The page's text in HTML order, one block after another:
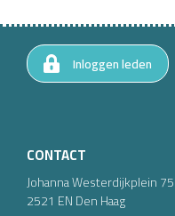
CONTACT
Johanna Westerdijkplein75
2521 ENDen Haag
Inloggen leden